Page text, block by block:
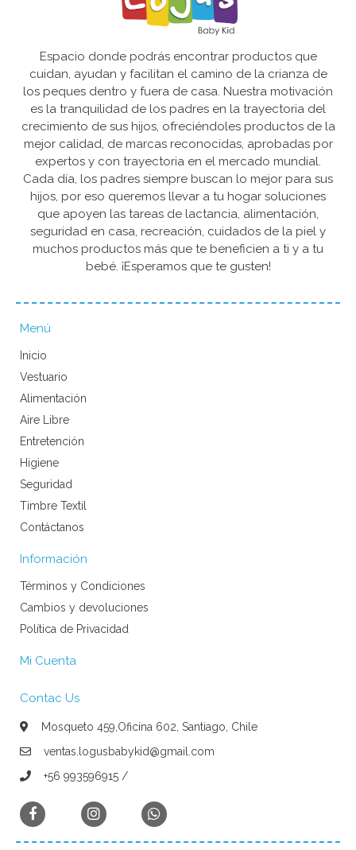
Espacio donde podrás encontrar productos que
cuidan, ayudan y facilitan el camino de la crianza de
los peques dentro y fuera de casa. Nuestra motivación
es la tranquilidad de los padres en la trayectoria del
crecimiento de sus hijos, ofreciéndoles productos de la
mejor calidad, de marcas reconocidas, aprobadas por
expertos y con trayectoria en el mercado mundial.
Cada día, los padres siempre buscan lo mejor para sus
hijos, por eso queremos llevar a tu hogar soluciones
que apoyen las tareas de lactancia, alimentación,
seguridad en casa, recreación, cuidados de la piel y
muchos productos más que te beneficien a ti y a tu
bebé. ¡Esperamos que te gusten!
Menú
Inicio
Vestuario
Alimentación
Aire Libre
Entretención
Higiene
Seguridad
Timbre Textil
Contáctanos
Información
Términos y Condiciones
Cambios y devoluciones
Política de Privacidad
Mi Cuenta
Contac Us
Mosqueto 459,Oficina 602, Santiago, Chile
ventas.logusbabykid@gmail.com
+56 993596915 /